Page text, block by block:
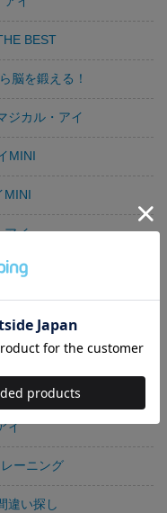
BEST
脳を鍛える！
ジカル・アイ
MINI
MINI
アイ
カル・アイ
・アイ MINI
イ
ーニング
違い探し